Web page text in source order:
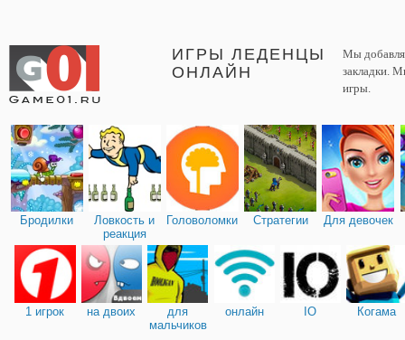
ИГРЫ ЛЕДЕНЦЫ
ОНЛАЙН
Мы
закладки.
игры.
Бродилки
Ловкость и
реакция
Головоломки Стратегии Для девочек
1 игрок на двоих
для
мальчиков
онлайн IO Когама